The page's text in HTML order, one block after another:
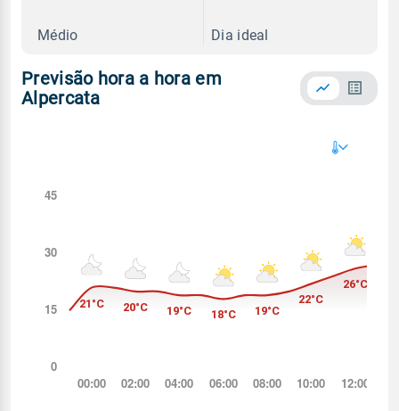
Médio Dia ideal
Previsão hora a hora em
Alpercata